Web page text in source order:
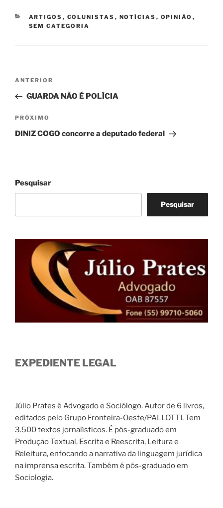
CATEGORIAS
ARTIGOS , COLUNISTAS , NOTÍCIAS , OPINIÃO ,
SEM CATEGORIA
Navegação
Post
Post
anterior
ANTERIOR
GUARDA NÃO É POLÍCIA
Próximo
post
PRÓXIMO
DINIZ COGO concorre a deputado federal
Pesquisar
Pesquisar
EXPEDIENTE LEGAL
Júlio Prates é Advogado e Sociólogo. Autor de 6 livros,
editados pelo Grupo Fronteira-Oeste/PALLOTTI. Tem
3.500 textos jornalísticos. É pós-graduado em
Produção Textual, Escrita e Reescrita, Leitura e
Releitura, enfocando a narrativa da linguagem jurídica
na imprensa escrita. Também é pós-graduado em
Sociologia.